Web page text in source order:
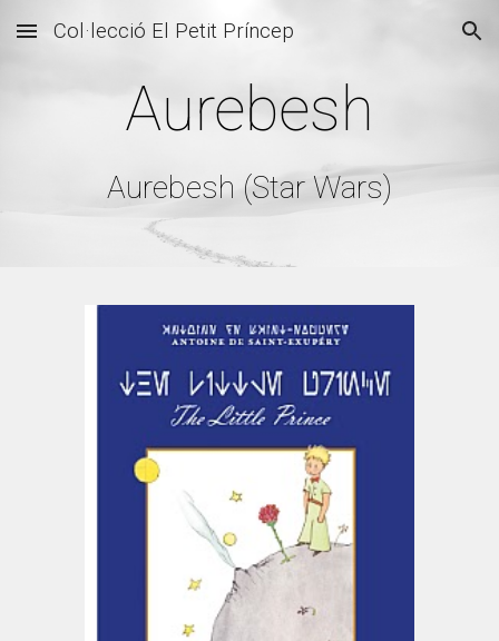
Skip to main content Skip to navigation
Col·lecció El Petit Príncep
Aurebesh
Aurebesh (Star Wars)